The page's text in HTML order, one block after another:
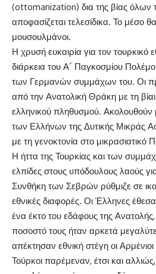
(ottomanization) δια της βίας όλων
αποφασίζεται τελεσίδικα. Το μέσο
μουσουλμάνοι.
Η χρυσή ευκαιρία για τον τουρκικό
διάρκεια του Α´ Παγκοσμίου
των Γερμανών συμμάχων του. Οι
από την Ανατολική Θράκη με τη
ελληνικού πληθυσμού. Ακολουθούν
των Ελλήνων της Δυτικής Μικράς
με τη γενοκτονία στο μικρασιατικό
Η ήττα της Τουρκίας και των
ελπίδες στους υπόδουλους λαούς
Συνθήκη των Σεβρών ρύθμιζε σε
εθνικές διαφορές. Οι Έλληνες
ένα έκτο του εδάφους της
ποσοστό τους ήταν αρκετά
απέκτησαν εθνική στέγη οι
Τούρκοι παρέμεναν, έτσι και αλλιώς,